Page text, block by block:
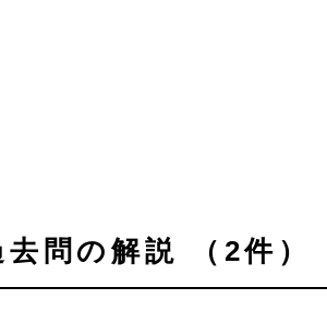
去問の解説 （2件）